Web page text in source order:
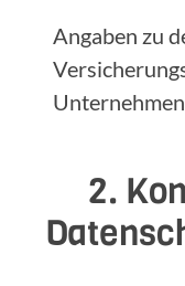
Angaben zu
2.